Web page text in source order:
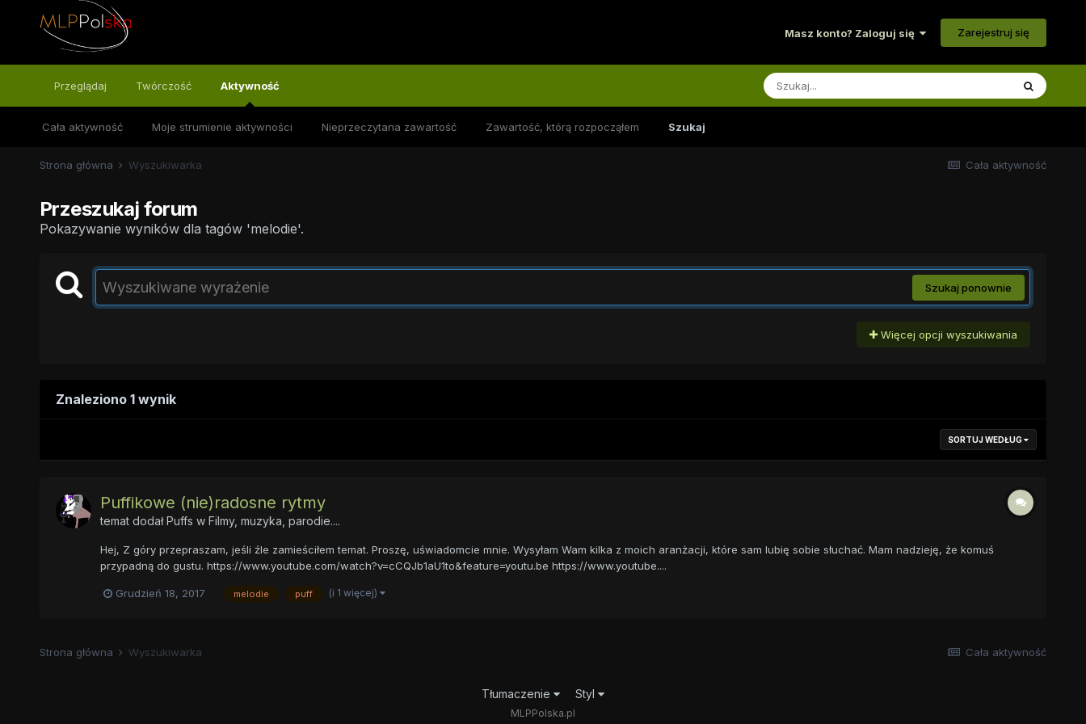
Masz konto? Zaloguj się Zarejestruj się
Przeglądaj Twórczość Aktywność
Cała aktywność Moje strumienie aktywności Nieprzeczytana zawartość Zawartość, którą rozpocząłem Szukaj
Cała aktywność
Strona główna Wyszukiwarka
Przeszukaj forum
Pokazywanie wyników dla tagów 'melodie'.
Szukaj ponownie
Więcej opcji wyszukiwania
Znaleziono 1 wynik
SORTUJ WEDŁUG
Puffikowe (nie)radosne rytmy
temat dodałPuffs w Filmy, muzyka, parodie....
Hej, Z góry przepraszam, jeśli źle zamieściłem temat. Proszę, uświadomcie mnie. Wysyłam Wam kilka z moich aranżacji, które sam lubię sobie słuchać. Mam nadzieję, że komuś
przypadną do gustu. https://www.youtube.com/watch?v=cCQJb1aU1to&feature=youtu.be https://www.youtube....
Grudzień 18, 2017 melodie puff (i 1 więcej)
Cała aktywność
Strona główna Wyszukiwarka
Tłumaczenie Styl
MLPPolska.pl